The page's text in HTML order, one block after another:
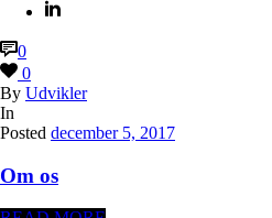
0
0
By Udvikler
In
Posted december 5, 2017
Om os